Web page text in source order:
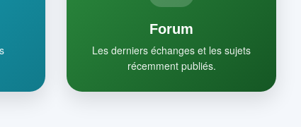
Forum
Les derniers échanges et les sujets
récemment publiés.